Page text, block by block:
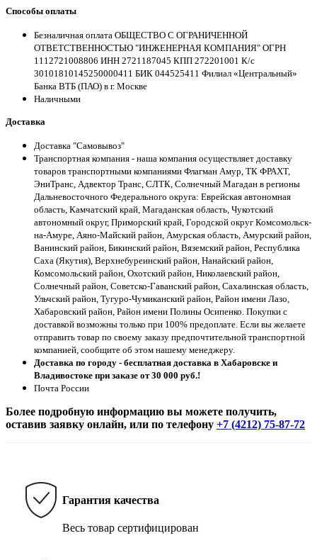
Способы оплаты
Безналичная оплата ОБЩЕСТВО С ОГРАНИЧЕННОЙ
ОТВЕТСТВЕННОСТЬЮ "ИНЖЕНЕРНАЯ КОМПАНИЯ" ОГРН
1112721008806 ИНН 2721187045 КПП 272201001 К/с
30101810145250000411 БИК 044525411 Филиал «Центральный»
Банка ВТБ (ПАО) в г. Москве
Наличными
Доставка
Доставка "Самовывоз"
Транспортная компания - наша компания осуществляет доставку
товаров транспортными компаниями Флагман Амур, ТК ФРАХТ,
ЭниТранс, Адвектор Транс, СЛТК, Солнечный Магадан в регионы
Дальневосточного Федерального округа: Еврейская автономная
область, Камчатский край, Магаданская область, Чукотский
автономный округ, Приморский край, Городской округ Комсомольск-
на-Амуре, Аяно-Майский район, Амурская область, Амурский район,
Ванинский район, Бикинский район, Вяземский район, Республика
Саха (Якутия), Верхнебуреинский район, Нанайский район,
Комсомольский район, Охотский район, Николаевский район,
Солнечный район, Советско-Гаванский район, Сахалинская область,
Ульчский район, Тугуро-Чумиканский район, Район имени Лазо,
Хабаровский район, Район имени Полины Осипенко. Покупки с
доставкой возможны только при 100% предоплате. Если вы желаете
отправить товар по своему заказу предпочтительной транспортной
компанией, сообщите об этом нашему менеджеру.
Доставка по городу - бесплатная доставка в Хабаровске и
Владивостоке при заказе от 30 000 руб.!
Почта России
Более подробную информацию вы можете получить,
оставив заявку онлайн, или по телефону +7 (4212) 75-87-72
Гарантия качества
Весь товар сертифицирован